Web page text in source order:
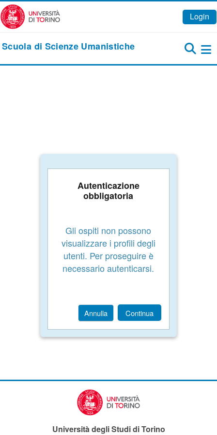
Vai al contenuto principale
Login
Scuola di Scienze Umanistiche
Autenticazione
obbligatoria
Gli ospiti non possono
visualizzare i profili degli
utenti. Per proseguire è
necessario autenticarsi.
Annulla Continua
Università degli Studi di Torino